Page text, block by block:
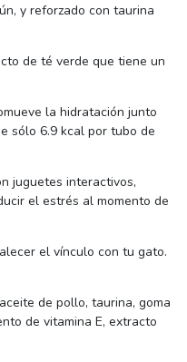
y reforzado con taurina
de té verde que tiene un
la hidratación junto
sólo 6.9 kcal por tubo de
juguetes interactivos,
el estrés al momento de
el vínculo con tu gato.
de pollo, taurina, goma
de vitamina E, extracto